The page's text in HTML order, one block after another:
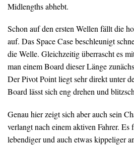
Midlengths abhebt.
Schon auf den ersten Wellen fällt die
auf. Das Space Case beschleunigt
die Welle. Gleichzeitig überrascht es
man einem Board dieser Länge
Der Pivot Point liegt sehr direkt unter
Board lässt sich eng drehen und
Genau hier zeigt sich aber auch sein
verlangt nach einem aktiven Fahrer.
lebendiger und auch etwas kippeliger